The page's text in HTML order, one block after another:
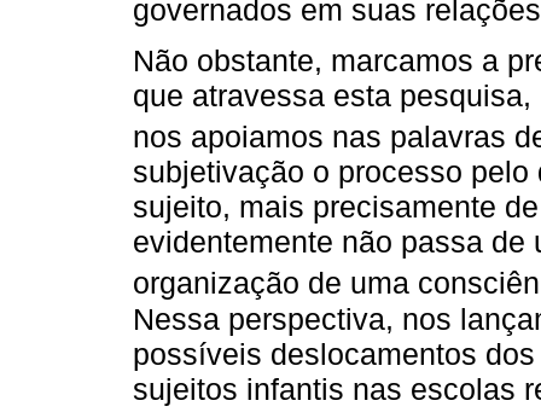
governados em suas
Não obstante, marcamos a
que atravessa esta
nos apoiamos nas palavras
subjetivação o processo
sujeito, mais precisamente
evidentemente não passa
organização de uma
Nessa perspectiva, nos
possíveis deslocamentos
sujeitos infantis nas escolas